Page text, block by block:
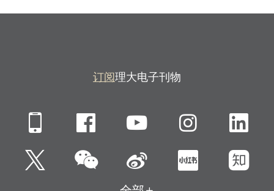
订阅理大电子刊物
Mobile FacebookYouTube
Twitter微信 新浪微博小红书知